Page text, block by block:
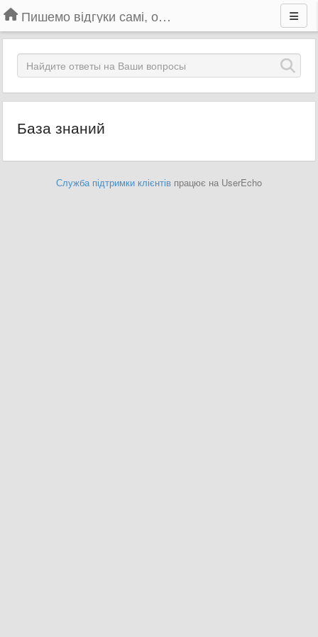
Пишемо відгуки самі, обговорюємо інші ідеї та пропозиції до Громадського Телебачення
База знаний
Служба підтримки клієнтів працює на UserEcho